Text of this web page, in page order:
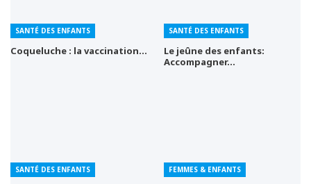
SANTÉ DES ENFANTS
Coqueluche : la vaccination…
SANTÉ DES ENFANTS
Le jeûne des enfants:
Accompagner…
SANTÉ DES ENFANTS FEMMES & ENFANTS